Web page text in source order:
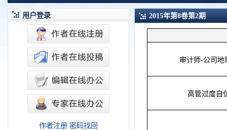
用户登录
作者注册 密码找回
2015年第8卷第2期
审计师-公司地
高管过度自